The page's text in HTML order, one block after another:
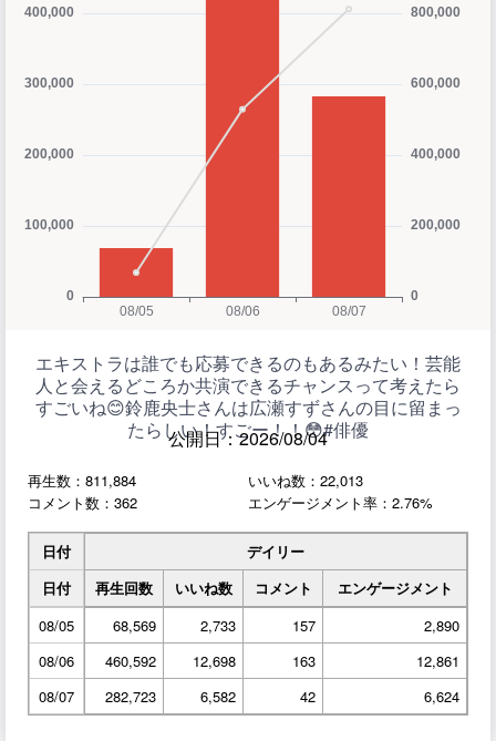
エキストラは誰でも応募できるのもあるみたい！芸能
人と会えるどころか共演できるチャンスって考えたら
すごいね😊鈴鹿央士さんは広瀬すずさんの目に留まっ
たらしい！すごー！！😳#俳優
公開日：2026/08/04
再生数：811,884
いいね数：22,013
コメント数：362
エンゲージメント率：2.76%
日付
デイリー
日付
再生回数 いいね数 コメント
エンゲージメント
08/05
68,569 2,733 157
2,890
08/06
460,592 12,698 163
12,861
08/07
282,723 6,582 42 6,624